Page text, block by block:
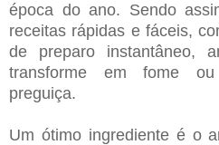
época do ano. Sendo
receitas rápidas e fáceis,
de preparo instantâneo,
transforme em fome
preguiça.
Um ótimo ingrediente é o